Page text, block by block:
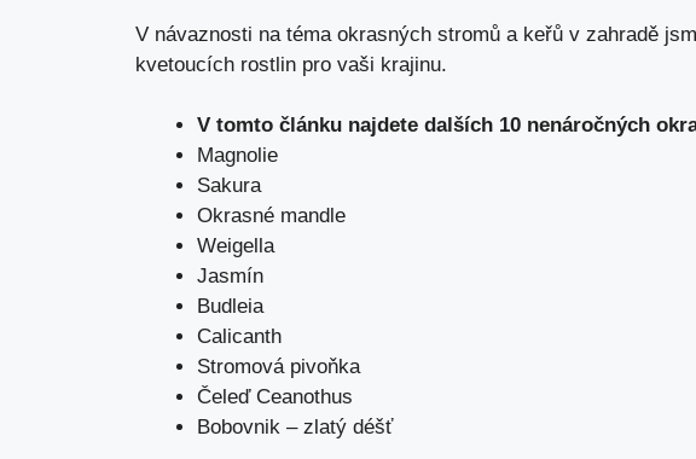
V návaznosti na téma okrasných stromů a keřů v zahradě
kvetoucích rostlin pro vaši krajinu.
V tomto článku najdete dalších 10 nenáročných
Magnolie
Sakura
Okrasné mandle
Weigella
Jasmín
Budleia
Calicanth
Stromová pivoňka
Čeleď Ceanothus
Bobovnik – zlatý déšť